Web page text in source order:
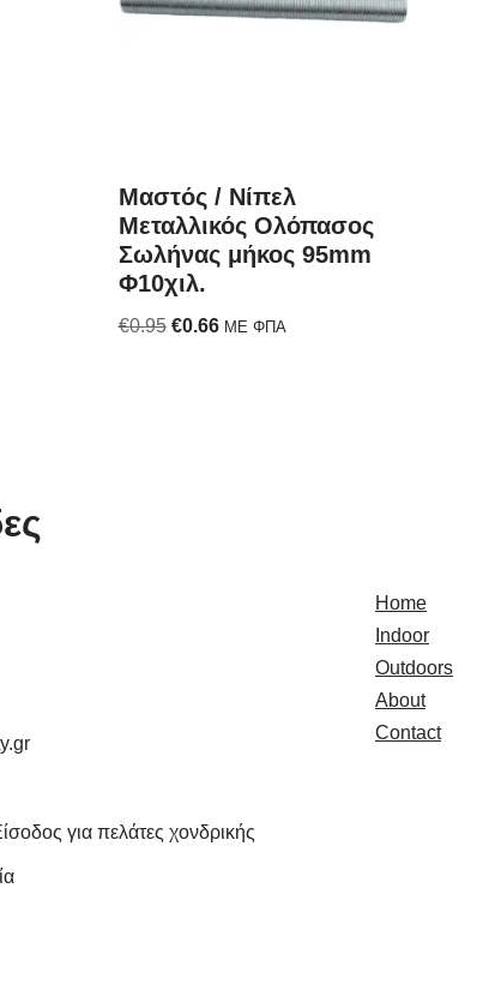
Μαστός / Νίπελ
Μεταλλικός Ολόπασος
Σωλήνας μήκος 95mm
Φ10χιλ.
€0.95 €0.66 ΜΕ ΦΠΑ
για πελάτες χονδρικής
Home
Indoor
Outdoors
About
Contact